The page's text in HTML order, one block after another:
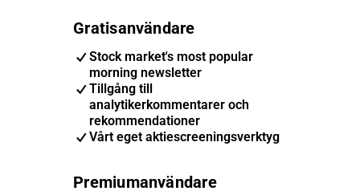
Gratisanvändare
Stock market's most popular
morning newsletter
Tillgång till
analytikerkommentarer och
rekommendationer
Vårt eget aktiescreeningsverktyg
Premiumanvändare